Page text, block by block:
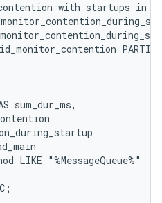
with startups in
sum_dur_ms,
LIKE "%MessageQueue%"